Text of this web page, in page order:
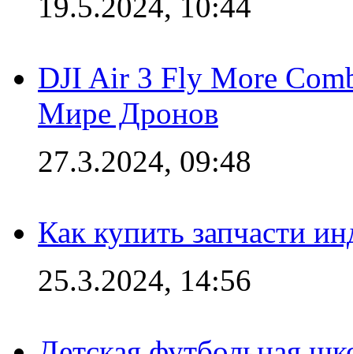
DJI Air 3 Fly More
Мире Дронов
27.3.2024, 09:48
Как купить запчасти
25.3.2024, 14:56